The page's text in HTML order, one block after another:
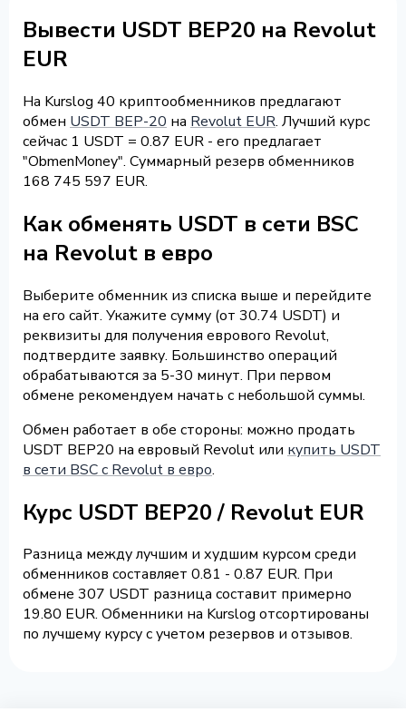
Вывести USDT BEP20 на Revolut
EUR
На Kurslog 40 криптообменников предлагают
обмен USDT BEP-20 на Revolut EUR. Лучший курс
сейчас 1 USDT = 0.87 EUR - его предлагает
"ObmenMoney". Суммарный резерв обменников
168 745 597 EUR.
Как обменять USDT в сети BSC
на Revolut в евро
Выберите обменник из списка выше и перейдите
на его сайт. Укажите сумму (от 30.74 USDT) и
реквизиты для получения еврового Revolut,
подтвердите заявку. Большинство операций
обрабатываются за 5-30 минут. При первом
обмене рекомендуем начать с небольшой суммы.
Обмен работает в обе стороны: можно продать
USDT BEP20 на евровый Revolut или купить USDT
в сети BSC с Revolut в евро.
Курс USDT BEP20 / Revolut EUR
Разница между лучшим и худшим курсом среди
обменников составляет 0.81 - 0.87 EUR. При
обмене 307 USDT разница составит примерно
19.80 EUR. Обменники на Kurslog отсортированы
по лучшему курсу с учетом резервов и отзывов.